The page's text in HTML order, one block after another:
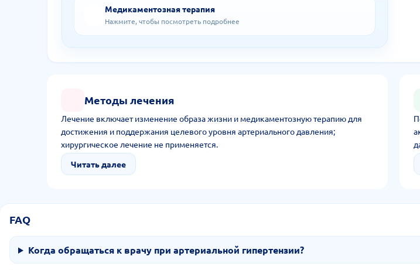
Медикаментозная терапия
Нажмите, чтобы посмотреть подробнее
Методы лечения
Лечение включает изменение образа жизни и медикаментозную терапию для
достижения и поддержания целевого уровня артериального давления;
хирургическое лечение не применяется.
Читать далее
FAQ
Когда обращаться к врачу при артериальной гипертензии?